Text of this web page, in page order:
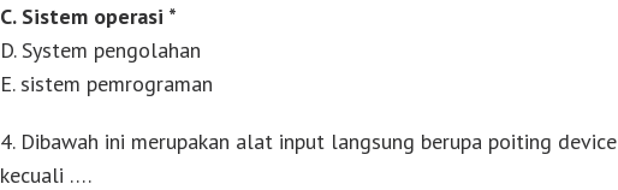
C. Sistem operasi *
D. System pengolahan
E. sistem pemrograman
4. Dibawah ini merupakan alat input langsung berupa poiting device
kecuali ….